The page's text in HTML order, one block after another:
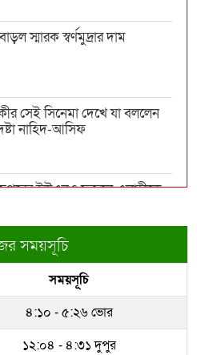
এক্সপ্রেস ঈশ্বরদী জংশনে প্রবেশ ও
যৌথ প্রযো...
আটকে তারেক রহমানকেও
করা হয়েছিল
স্মারক স্বর্ণমুদ্রার দাম
সেই সিনেমা দেখে যা বললেন
নাহিদ-আসিফ
ইউএনও ফজলে এলাহীকে
ইমারত পরিদর্শক বাপ্পিকে
৮ এ বদলী
সরা জ্ঞান করেন উমেদার রানা
সময়সূচি
সময়সূচি
৪:১০ - ৫:২৬ ভোর
১২:০৪ - ৪:৩১ দুপুর